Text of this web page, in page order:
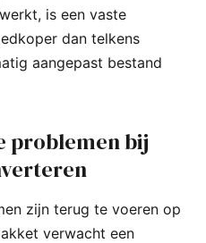
is een vaste
dan telkens
aangepast bestand
problemen bij
zijn terug te voeren op
verwacht een